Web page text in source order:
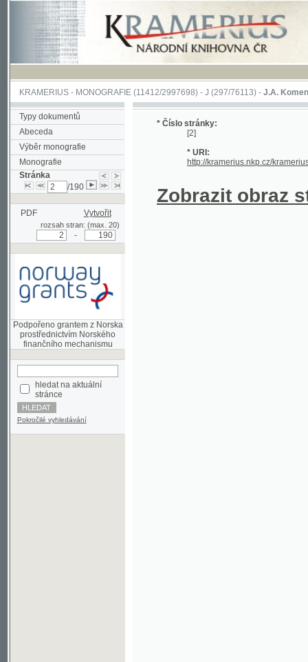
KRAMERIUS-MONOGRAFIE(11412/2997698) -J (297/76113)-J.A. Komenského
Typy dokumentů
Abeceda
Výběr monografie
Monografie
Stránka
/190
PDF Vytvořit
rozsah stran: (max. 20)
Podpořeno grantem z Norska
prostřednictvím Norského
hledat na aktuální
stránce
Pokročilé vyhledávání
* Číslo stránky:
[2]
* URI:
http://kramerius.nkp.cz/kramerius/